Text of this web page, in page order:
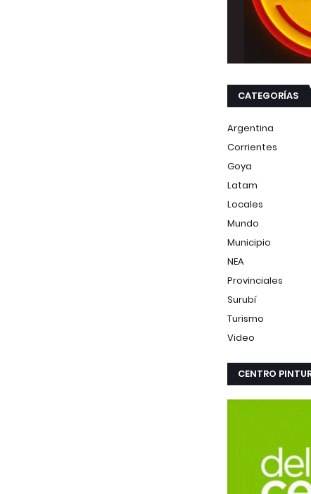
CATEGORÍAS
Argentina
Corrientes
Goya
Latam
Locales
Mundo
Municipio
NEA
Provinciales
Surubí
Turismo
Video
CENTRO